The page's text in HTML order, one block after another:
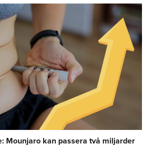
Mounjaro kan passera två miljarder